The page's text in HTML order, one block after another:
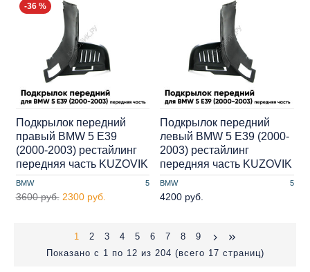
-36 %
BMW 5
Подкрылок передний
правый BMW 5 E39
(2000-2003) рестайлинг
передняя часть KUZOVIK
3600 руб. 2300 руб.
BMW 5
Подкрылок передний
левый BMW 5 E39 (2000-
2003) рестайлинг
передняя часть KUZOVIK
4200 руб.
1 2 3 4 5 6 7 8
9
Показано с 1 по 12 из 204 (всего 17 страниц)